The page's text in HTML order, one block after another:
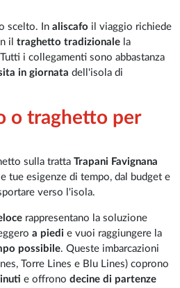
scelto. Inaliscafo il viaggio richiede
iltraghetto tradizionale la
i collegamenti sono abbastanza
in giornatadell'isola di
o traghetto per
sulla trattaTrapani Favignana
tue esigenze di tempo, dal budget e
verso l'isola.
rappresentano la soluzione
a piedie vuoi raggiungere la
possibile. Queste imbarcazioni
Torre Lines e Blu Lines) coprono
e offronodecine di partenze